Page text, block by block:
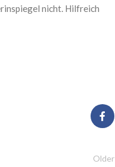
nicht. Hilfreich
Older